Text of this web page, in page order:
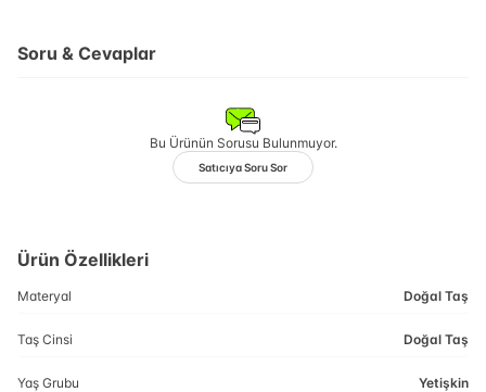
Soru & Cevaplar
Bu Ürünün Sorusu Bulunmuyor.
Satıcıya Soru Sor
Ürün Özellikleri
Materyal Doğal Taş
Taş Cinsi Doğal Taş
Yaş Grubu Yetişkin